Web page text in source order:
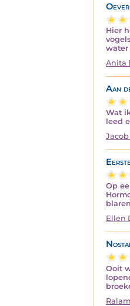
Hier
water
Anita
Aan
Wat
leed
Jacob
Op
Ellen
Ooit